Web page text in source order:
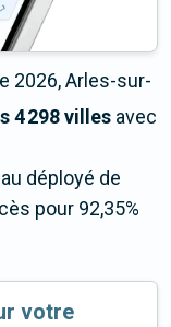
2026, Arles-sur-
4 298 villes avec
déployé de
pour 92,35%
votre